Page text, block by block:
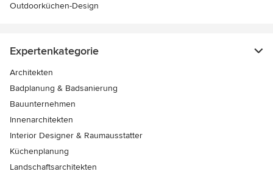
Outdoorküchen-Design
Expertenkategorie
Architekten
Badplanung & Badsanierung
Bauunternehmen
Innenarchitekten
Interior Designer & Raumausstatter
Küchenplanung
Landschaftsarchitekten